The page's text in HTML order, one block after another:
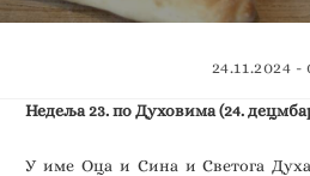
24.11.2024 -
Недеља 23. по Духовима (24.
У име Оца и Сина и Светога